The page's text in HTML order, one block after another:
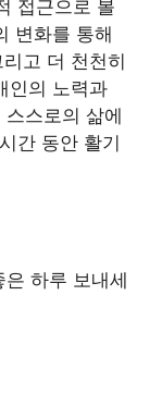
접근으로 볼
변화를 통해
고 더 천천히
인의 노력과
스로의 삶에
간 동안 활기
하루 보내세